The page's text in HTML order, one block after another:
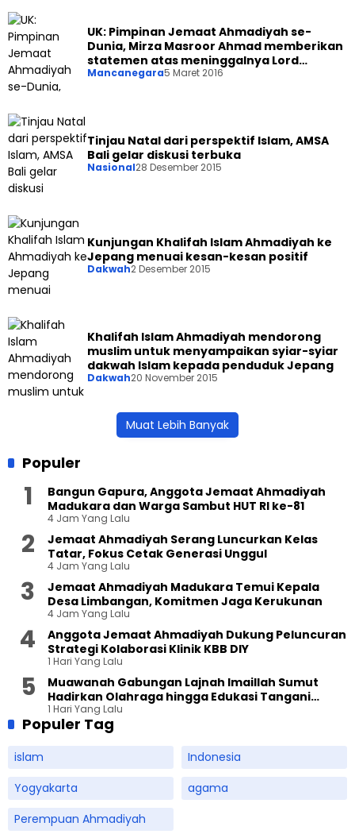
UK: Pimpinan Jemaat Ahmadiyah se-
Dunia, Mirza Masroor Ahmad memberikan
statemen atas meninggalnya Lord
Avenbury
Mancanegara5 Maret 2016
Tinjau Natal dari perspektif Islam, AMSA
Bali gelar diskusi terbuka
Nasional28 Desember 2015
Kunjungan Khalifah Islam Ahmadiyah ke
Jepang menuai kesan-kesan positif
Dakwah2 Desember 2015
Khalifah Islam Ahmadiyah mendorong
muslim untuk menyampaikan syiar-syiar
dakwah Islam kepada penduduk Jepang
Dakwah20 November 2015
Muat Lebih Banyak
Populer
Bangun Gapura, Anggota Jemaat Ahmadiyah
Madukara dan Warga Sambut HUT RI ke-81
4 Jam Yang Lalu
Jemaat Ahmadiyah Serang Luncurkan Kelas
Tatar, Fokus Cetak Generasi Unggul
4 Jam Yang Lalu
Jemaat Ahmadiyah Madukara Temui Kepala
Desa Limbangan, Komitmen Jaga Kerukunan
4 Jam Yang Lalu
Anggota Jemaat Ahmadiyah Dukung Peluncuran
Strategi Kolaborasi Klinik KBB DIY
1 Hari Yang Lalu
Muawanah Gabungan Lajnah Imaillah Sumut
Hadirkan Olahraga hingga Edukasi Tangani
Sampah
1 Hari Yang Lalu
Populer Tag
islam
Indonesia
Yogyakarta
agama
Perempuan Ahmadiyah